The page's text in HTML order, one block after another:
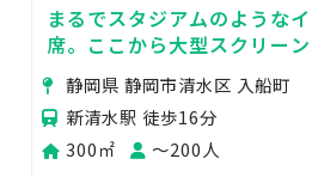
まるでスタジアムのような
席。ここから大型スクリー
られないひと時になるでしょ
静岡県 静岡市清水区 入船町
新清水駅 徒歩16分
300㎡
〜200人